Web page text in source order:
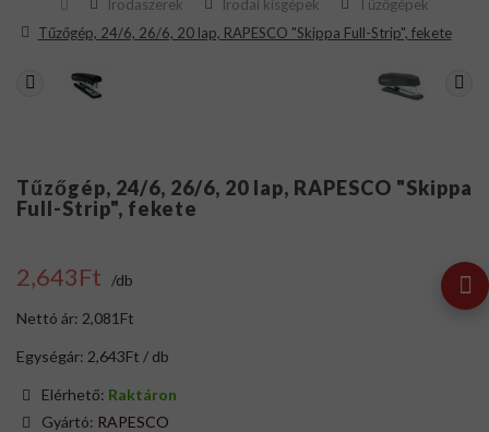
Irodaszerek Irodai kisgépek
Tűzőgépek
Tűzőgép, 24/6, 26/6, 20 lap, RAPESCO "Skippa Full-Strip", fekete
Tűzőgép, 24/6, 26/6, 20 lap, RAPESCO "Skippa
Full-Strip", fekete
2,643Ft /db
Nettó ár: 2,081Ft
Egységár: 2,643Ft / db
Elérhető: Raktáron
Gyártó: RAPESCO